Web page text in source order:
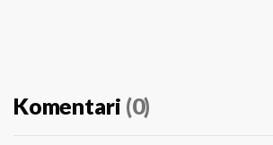
Komentari (0)